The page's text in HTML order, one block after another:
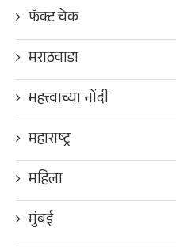
फॅक्ट चेक
मराठवाडा
महत्त्वाच्या नोंदी
महाराष्ट्र
महिला
मुंबई